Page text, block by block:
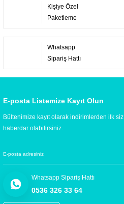
Kişiye Özel
Paketleme
Whatsapp
Sipariş Hattı
E-posta Listemize Kayıt Olun
Bültenimize kayıt olarak indirimlerden ilk siz
haberdar olabilirsiniz.
Whatsapp Sipariş Hattı
0536 326 33 64